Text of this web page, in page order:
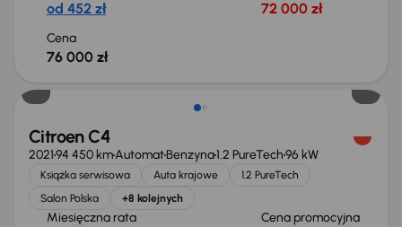
od 452 zł 72 000 zł
Cena
76 000 zł
Możliwość odliczenia VAT
Citroen C4
202194 450 kmAutomatBenzyna1.2 PureTech96 kW
Książka serwisowa Auta krajowe
1.2 PureTech
Salon Polska
+8 kolejnych
Miesięczna rata Cena promocyjna